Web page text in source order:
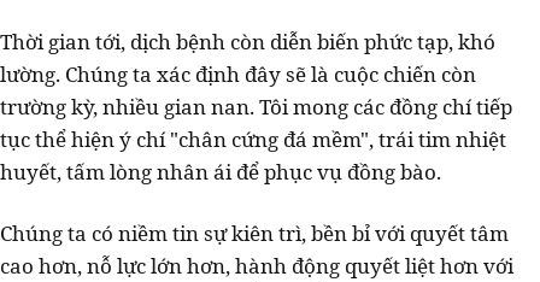
Thời gian tới, dịch bệnh còn diễn biến phức tạp, khó
lường. Chúng ta xác định đây sẽ là cuộc chiến còn
trường kỳ, nhiều gian nan. Tôi mong các đồng chí tiếp
tục thể hiện ý chí "chân cứng đá mềm", trái tim nhiệt
huyết, tấm lòng nhân ái để phục vụ đồng bào.
Chúng ta có niềm tin sự kiên trì, bền bỉ với quyết tâm
cao hơn, nỗ lực lớn hơn, hành động quyết liệt hơn với